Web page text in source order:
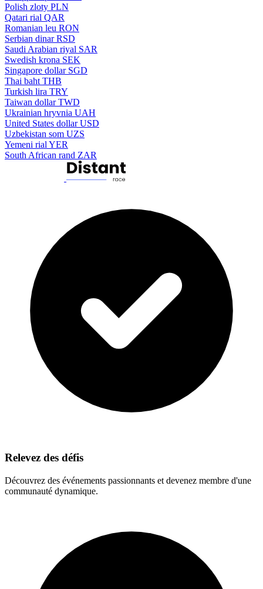
Polish zloty PLN
Qatari rial QAR
Romanian leu RON
Serbian dinar RSD
Saudi Arabian riyal SAR
Swedish krona SEK
Singapore dollar SGD
Thai baht THB
Turkish lira TRY
Taiwan dollar TWD
Ukrainian hryvnia UAH
United States dollar USD
Uzbekistan som UZS
Yemeni rial YER
South African rand ZAR
Relevez des défis
Découvrez des événements passionnants et devenez membre d'une
communauté dynamique.